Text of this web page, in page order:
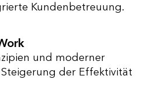
Kundenbetreuung.
und moderner
der Effektivität